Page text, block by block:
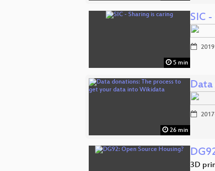
5 min
SIC
26 min
3D